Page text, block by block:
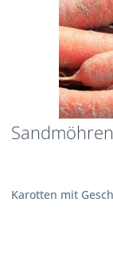
Karotten mit